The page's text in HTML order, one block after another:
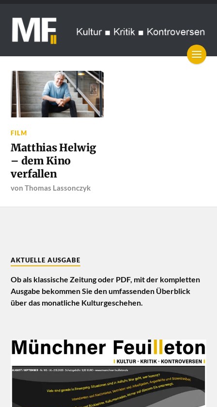
FILM
Matthias Helwig
– dem Kino
verfallen
vonThomas Lassonczyk
AKTUELLE AUSGABE
Ob als klassische Zeitung oder PDF, mit der kompletten
Ausgabe bekommen Sie den umfassenden Überblick
über das monatliche Kulturgeschehen.